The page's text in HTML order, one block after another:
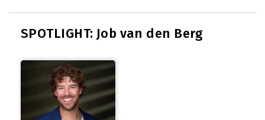
SPOTLIGHT: Job van den Berg